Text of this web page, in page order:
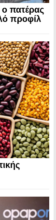
πατέρας
προφίλ